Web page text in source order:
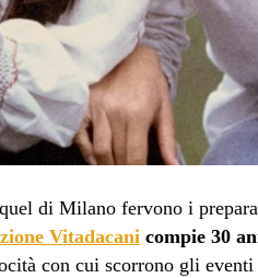
di Milano fervono i
Vitadacani compie 30
con cui scorrono gli